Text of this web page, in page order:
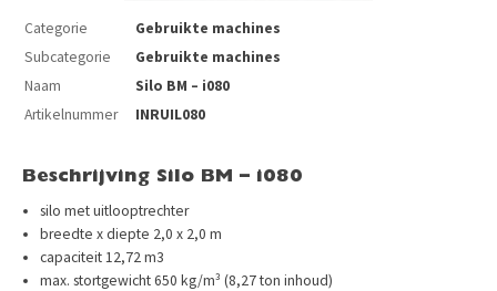
Categorie
Gebruikte machines
Subcategorie
Gebruikte machines
Naam
Silo BM – i080
Artikelnummer
INRUIL080
Beschrijving Silo BM – i080
silo met uitlooptrechter
breedte x diepte 2,0 x 2,0 m
capaciteit 12,72 m3
max. stortgewicht 650 kg/m³ (8,27 ton inhoud)